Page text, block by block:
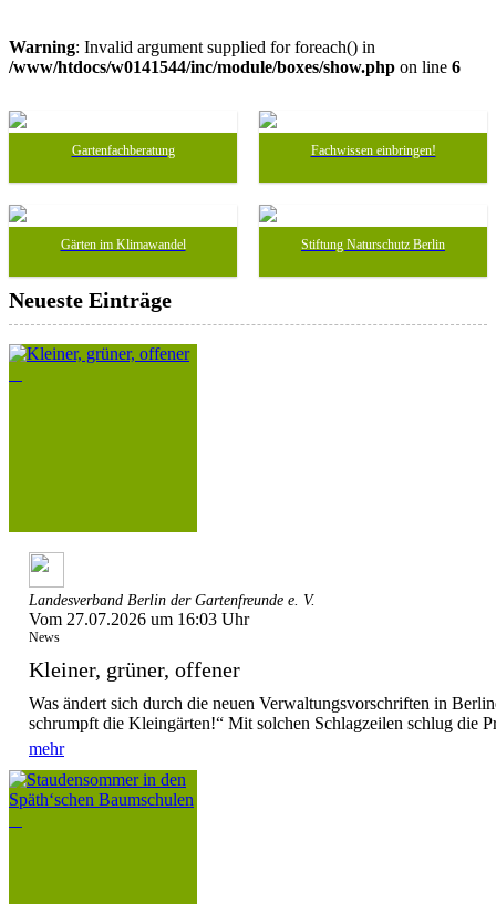
Warning: Invalid argument supplied for foreach() in
/www/htdocs/w0141544/inc/module/boxes/show.php on line 6
Gartenfachberatung Fachwissen einbringen!
Gärten im Klimawandel Stiftung Naturschutz Berlin
Neueste Einträge
Landesverband Berlin der Gartenfreunde e. V.
Vom 27.07.2026 um 16:03 Uhr
News
Kleiner, grüner, offener
Was ändert sich durch die neuen Verwaltungsvorschriften in
schrumpft die Kleingärten!“ Mit solchen Schlagzeilen schlug die
mehr